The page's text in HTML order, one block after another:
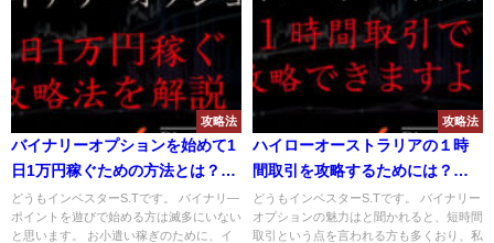
攻略法
バイナリーオプションを始めて1
日1万円稼ぐための方法とは？攻
略するためのポイントとは？
どうもインベスターS.Tです。 バイナリ―
ポイントを遊びで始める方は滅多にいない
と思います。 お小遣い稼ぎのために、イ
攻略法
ハイローオーストラリアの１時
間取引を攻略するためには？勝
てる攻略法を解説！
どうもインベスターS.Tです。 バイナリー
オプションの魅力はと聞かれると、短時間
取引という点を言われる方も多くおり、私